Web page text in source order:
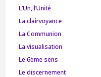
L’Un, l’Unité
La clairvoyance
La Communion
La visualisation
Le 6ème sens
Le discernement